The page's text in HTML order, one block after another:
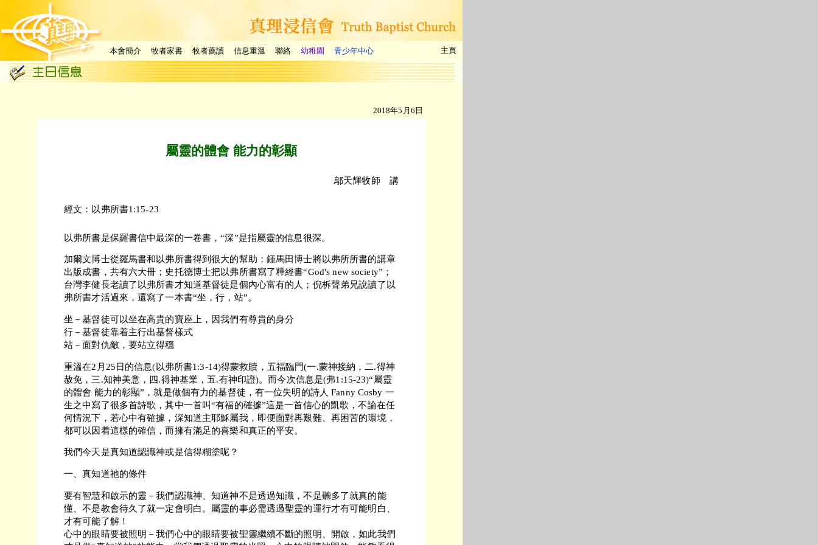
本會簡介 牧者家書 牧者薦讀 信息重溫 聯絡 幼稚園 青少年中心 主頁
2018年5月6日
屬靈的體會 能力的彰顯
鄔天輝牧師 講
經文：以弗所書1:15-23
以弗所書是保羅書信中最深的一卷書，“深”是指屬靈的信息很深。
加爾文博士從羅馬書和以弗所書得到很大的幫助；鍾馬田博士將以弗所所書的講章
出版成書，共有六大冊；史托德博士把以弗所書寫了釋經書“God's new society”；
台灣李健長老讀了以弗所書才知道基督徒是個內心富有的人；倪柝聲弟兄說讀了以
弗所書才活過來，還寫了一本書“坐，行，站”。
坐－基督徒可以坐在高貴的寶座上，因我們有尊貴的身分
行－基督徒靠着主行出基督樣式
站－面對仇敵，要站立得穩
重溫在2月25日的信息(以弗所書1:3-14)得蒙救贖，五福臨門(一.蒙神接納，二.得神
赦免，三.知神美意，四.得神基業，五.有神印證)。而今次信息是(弗1:15-23)“屬靈
的體會 能力的彰顯”，就是做個有力的基督徒，有一位失明的詩人 Fanny Cosby 一
生之中寫了很多首詩歌，其中一首叫“有福的確據”這是一首信心的凱歌，不論在任
何情況下，若心中有確據，深知道主耶穌屬我，即便面對再艱難、再困苦的環境，
都可以因着這樣的確信，而擁有滿足的喜樂和真正的平安。
我們今天是真知道認識神或是信得糊塗呢？
一、真知道祂的條件
要有智慧和啟示的靈－我們認識神、知道神不是透過知識，不是聽多了就真的能
懂、不是教會待久了就一定會明白。屬靈的事必需透過聖靈的運行才有可能明白、
才有可能了解！
心中的眼睛要被照明－我們心中的眼睛要被聖靈繼續不斷的照明、開啟，如此我們